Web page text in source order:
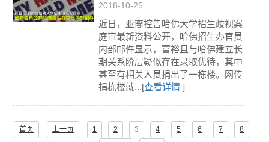
歧视案庭审最新资料公
开
2018-10-25
近日，亚裔控告哈佛大学招生歧视案
庭审最新资料公开，哈佛招生办官员
内部邮件显示，富裕且与哈佛建立长
期关系阶层疑似存在录取优待，其中
甚至有相关人员捐出了一栋楼。网传
捐栋楼就...[查看详情 ]
首页 上一页 1 2 3 4 5 6 7 8